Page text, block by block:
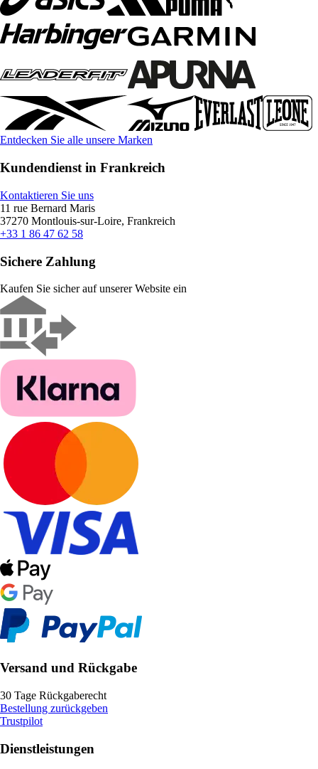
Entdecken Sie alle unsere Marken
Kundendienst in Frankreich
Kontaktieren Sie uns
11 rue Bernard Maris
37270 Montlouis-sur-Loire, Frankreich
+33 1 86 47 62 58
Sichere Zahlung
Kaufen Sie sicher auf unserer Website ein
Versand und Rückgabe
30 Tage Rückgaberecht
Bestellung zurückgeben
Trustpilot
Dienstleistungen